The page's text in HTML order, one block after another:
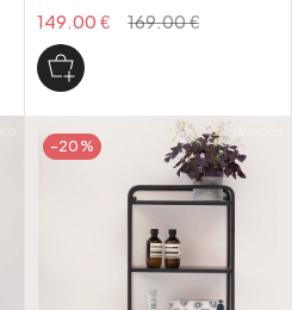
149.00 € 169.00 €
-20%